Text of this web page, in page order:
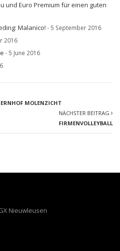
und Euro Premium für einen guten
Malanico! - 5 September 2016
2016
- 5 June 2016
MOLENZICHT
NÄCHSTER BEITRAG
FIRMENVOLLEYBALL
Nieuwleusen